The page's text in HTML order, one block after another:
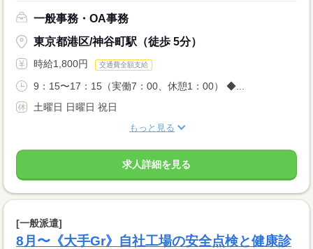
一般事務・OA事務
東京都港区/神谷町駅（徒歩 5分）
時給1,800円 交通費全額支給
9：15〜17：15（実働7：00、休憩1：00） ◆...
土曜日 日曜日 祝日
もっと見る
求人詳細を見る
[一般派遣]
8月〜《大手Gr》自社工場の安全点検と健康診